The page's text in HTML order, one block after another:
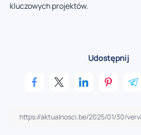
kluczowych projektów.
Udostępnij